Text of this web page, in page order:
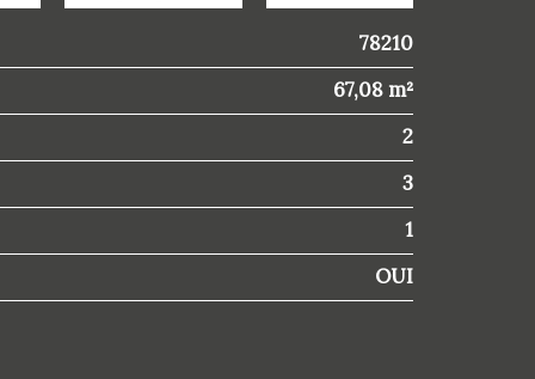
78210
67,08 m²
2
3
1
OUI